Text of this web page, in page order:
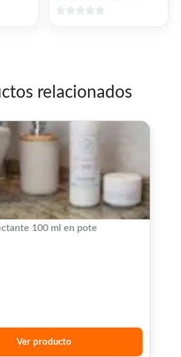
relacionados
100 ml en pote
Ver producto